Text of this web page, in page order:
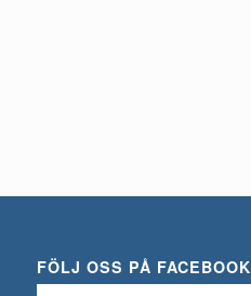
FÖLJ OSS PÅ FACEBOOK